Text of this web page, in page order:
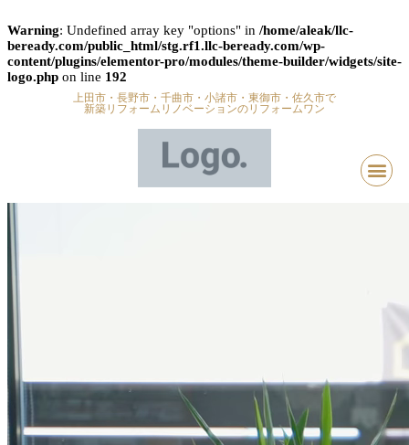
Warning: Undefined array key "options" in /home/aleak/llc-
beready.com/public_html/stg.rf1.llc-beready.com/wp-
content/plugins/elementor-pro/modules/theme-builder/widgets/site-
logo.php on line 192
上田市・長野市・千曲市・小諸市・東御市・佐久市で
新築リフォームリノベーションのリフォームワン